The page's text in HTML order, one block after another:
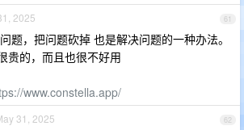
61
2025
题，把问题砍掉 也是解决问题的一种办法。
贵的，而且也很不好用
www.constella.app/
62
31, 2025